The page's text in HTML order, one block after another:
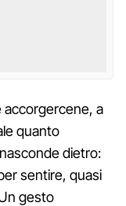
accorgercene, a
quanto
dietro:
sentire, quasi
gesto